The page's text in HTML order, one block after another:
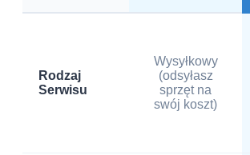
Rodzaj
Serwisu
Wysyłkowy
(odsyłasz
sprzęt na
swój koszt)